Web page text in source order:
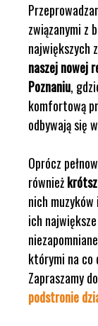
związanymi z
największych
naszej nowej
Poznaniu,
komfortową
odbywają się
Oprócz
również
nich muzyków
ich
którymi na co
Zapraszamy
podstronie